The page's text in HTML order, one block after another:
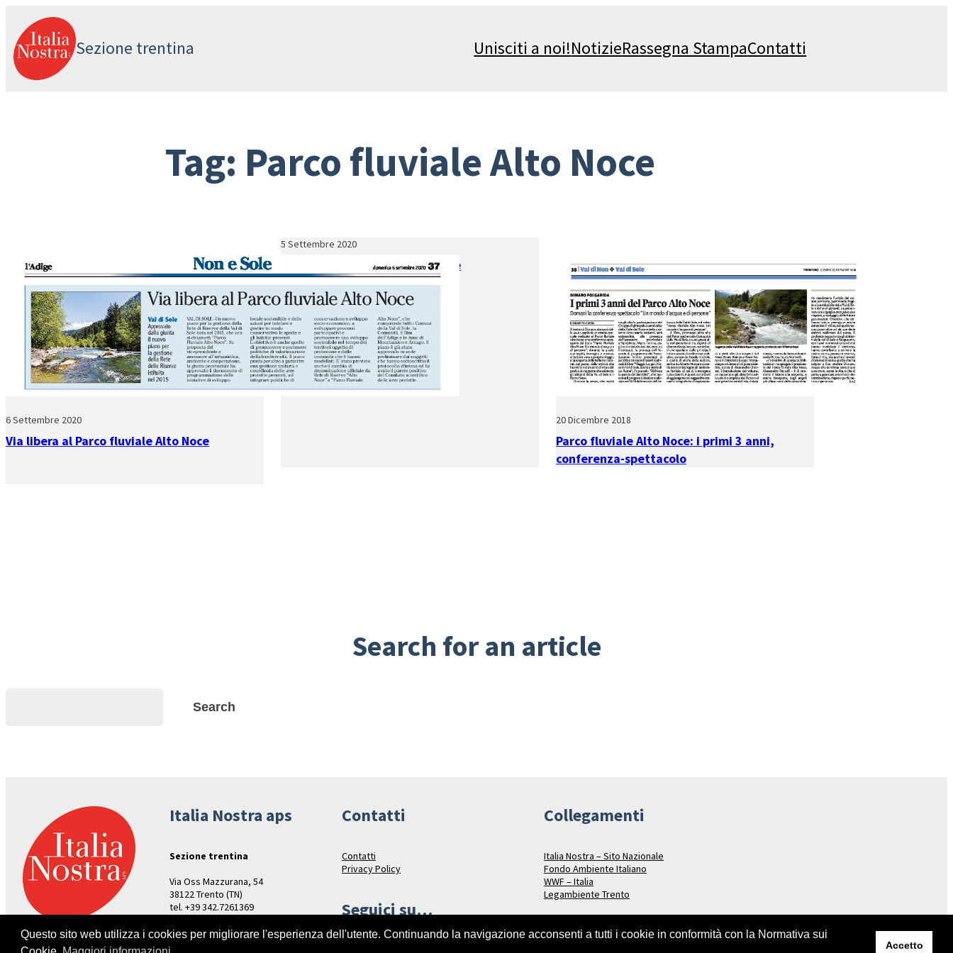
al
contenuto
Sezione trentina Unisciti a noi!NotizieRassegna StampaContatti
Tag: Parco fluviale Alto Noce
6 Settembre 2020
Via libera al Parco fluviale Alto Noce
5 Settembre 2020
Nasce il Parco fluviale Alto Noce
20 Dicembre 2018
Parco fluviale Alto Noce: i primi 3 anni,
conferenza-spettacolo
Search for an article
Search
Italia Nostra aps
Sezione trentina
Via Oss Mazzurana, 54
38122 Trento (TN)
tel. +39 342.7261369
Contatti
Contatti
Privacy Policy
Seguici su…
Collegamenti
Italia Nostra – Sito Nazionale
Fondo Ambiente Italiano
WWF – Italia
Legambiente Trento
Questo sito web utilizza i cookies per migliorare l'esperienza dell'utente. Continuando la navigazione acconsenti a tutti i cookie in conformità con la Normativa sui
Accetto